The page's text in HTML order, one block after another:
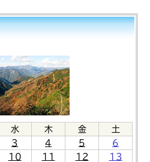
水 木 金
土
3 4 5
6
10 11 12
13